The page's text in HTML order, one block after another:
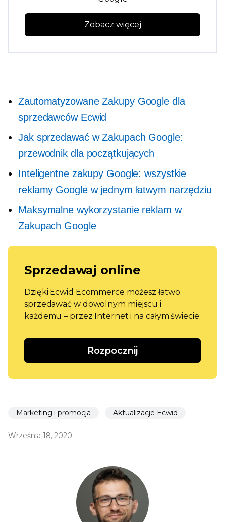
Zobacz więcej
Zautomatyzowane Zakupy Google dla
sprzedawców Ecwid
Jak sprzedawać w Zakupach Google:
przewodnik dla początkujących
Inteligentne zakupy Google: wszystkie
reklamy Google w jednym łatwym narzędziu
Maksymalne wykorzystanie reklam w
Zakupach Google
Sprzedawaj online
Dzięki Ecwid Ecommerce możesz łatwo
sprzedawać w dowolnym miejscu i
każdemu – przez Internet i na całym świecie.
Rozpocznij
Marketing i promocja Aktualizacje Ecwid
Września 18, 2020